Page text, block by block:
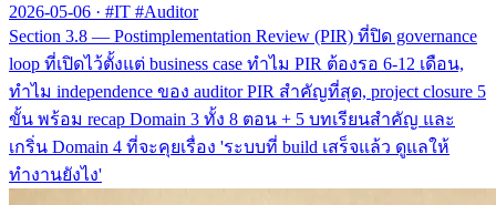
2026-05-06 · #IT #Auditor
Section 3.8 — Postimplementation Review (PIR) ที่ปิด governance
loop ที่เปิดไว้ตั้งแต่ business case ทำไม PIR ต้องรอ 6-12 เดือน,
ทำไม independence ของ auditor PIR สำคัญที่สุด, project closure 5
ขั้น พร้อม recap Domain 3 ทั้ง 8 ตอน + 5 บทเรียนสำคัญ และ
เกริ่น Domain 4 ที่จะคุยเรื่อง 'ระบบที่ build เสร็จแล้ว ดูแลให้
ทำงานยังไง'